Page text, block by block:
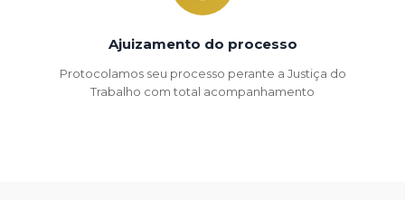
Ajuizamento do processo
Protocolamos seu processo perante a Justiça do
Trabalho com total acompanhamento